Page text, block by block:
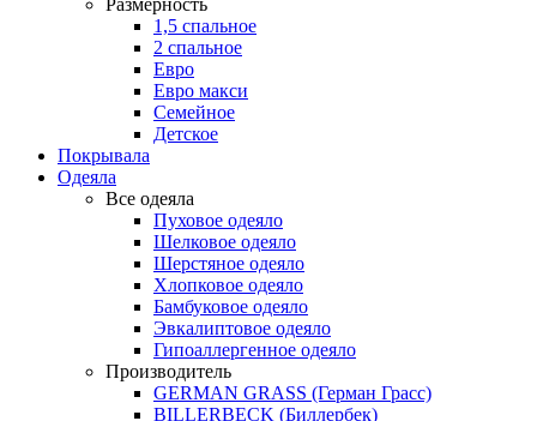
Размерность
1,5 спальное
2 спальное
Евро
Евро макси
Семейное
Детское
Покрывала
Одеяла
Все одеяла
Пуховое одеяло
Шелковое одеяло
Шерстяное одеяло
Хлопковое одеяло
Бамбуковое одеяло
Эвкалиптовое одеяло
Гипоаллергенное одеяло
Производитель
GERMAN GRASS (Герман Грасс)
BILLERBECK (Биллербек)